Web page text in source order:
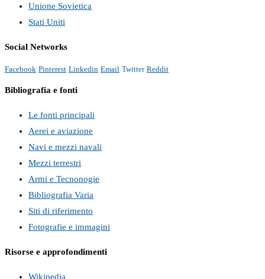
Unione Sovietica
Stati Uniti
Social Networks
Facebook Pinterest Linkedin Email Twitter Reddit
Bibliografia e fonti
Le fonti principali
Aerei e aviazione
Navi e mezzi navali
Mezzi terrestri
Armi e Tecnonogie
Bibliografia Varia
Siti di riferimento
Fotografie e immagini
Risorse e approfondimenti
Wikipedia